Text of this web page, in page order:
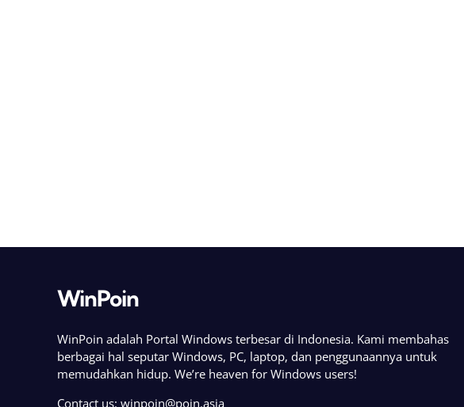
WinPoin
WinPoin adalah Portal Windows terbesar di Indonesia. Kami membahas
berbagai hal seputar Windows, PC, laptop, dan penggunaannya untuk
memudahkan hidup. We’re heaven for Windows users!
Contact us: winpoin@poin.asia